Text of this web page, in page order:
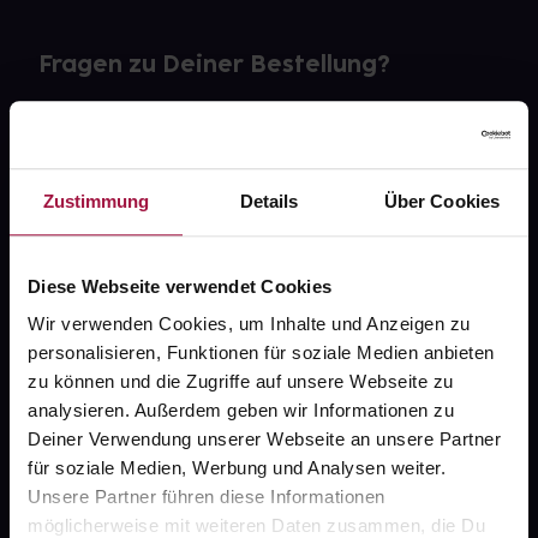
Zustimmung Details Über Cookies
Diese Webseite verwendet Cookies
Wir verwenden Cookies, um Inhalte und Anzeigen zu
personalisieren, Funktionen für soziale Medien anbieten
zu können und die Zugriffe auf unsere Webseite zu
analysieren. Außerdem geben wir Informationen zu
Deiner Verwendung unserer Webseite an unsere Partner
für soziale Medien, Werbung und Analysen weiter.
Unsere Partner führen diese Informationen
möglicherweise mit weiteren Daten zusammen, die Du
Fragen zu Deiner Bestellung?
gesund.de
Über uns
Karriere
Newsletter